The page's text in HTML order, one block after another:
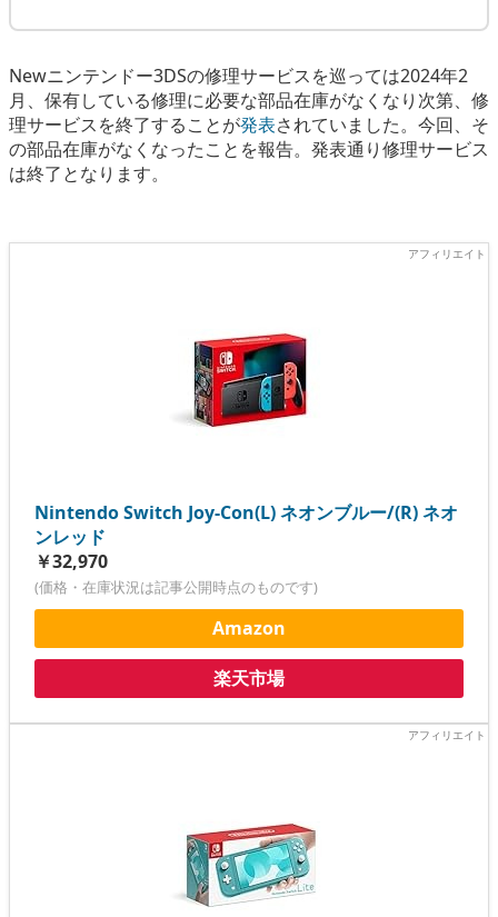
Newニンテンドー3DSの修理サービスを巡っては2024年2
月、保有している修理に必要な部品在庫がなくなり次第、修
理サービスを終了することが発表されていました。今回、そ
の部品在庫がなくなったことを報告。発表通り修理サービス
は終了となります。
Nintendo Switch Joy-Con(L) ネオンブルー/(R) ネオ
ンレッド
￥32,970
(価格・在庫状況は記事公開時点のものです)
Amazon
楽天市場